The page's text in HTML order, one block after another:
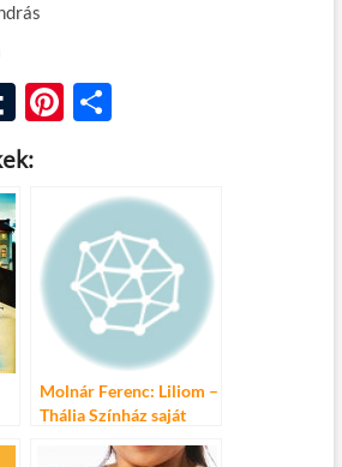
T
u
m
bl
r
Pi
es
O
m
e
g
Molnár Ferenc: Liliom –
Thália Színház saját